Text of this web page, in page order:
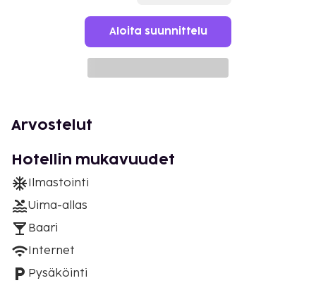
Aloita suunnittelu
Arvostelut
Hotellin mukavuudet
Ilmastointi
Uima-allas
Baari
Internet
Pysäköinti